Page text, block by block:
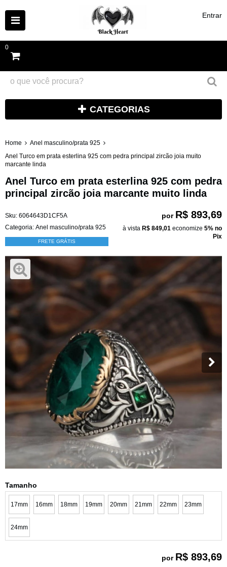
Entrar
0
CATEGORIAS
Home
Anel masculino/prata 925
Anel Turco em prata esterlina 925 com pedra principal zircão joia muito
marcante linda
Anel Turco em prata esterlina 925 com pedra
principal zircão joia marcante muito linda
Sku: 6064643D1CF5A
Categoria: Anel masculino/prata 925
FRETE GRÁTIS
por R$ 893,69
à vista R$ 849,01 economize 5% no
Pix
Tamanho
17mm 16mm 18mm 19mm 20mm 21mm 22mm 23mm
24mm
por R$ 893,69